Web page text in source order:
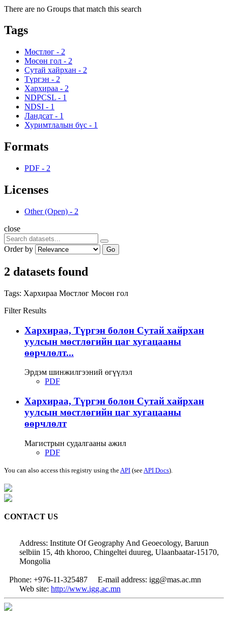
There are no Groups that match this search
Tags
Мөстлөг - 2
Мөсөн гол - 2
Сутай хайрхан - 2
Түргэн - 2
Хархираа - 2
NDPCSL - 1
NDSI - 1
Ландсат - 1
Хуримтлалын бүс - 1
Formats
PDF - 2
Licenses
Other (Open) - 2
close
Order by Go
2 datasets found
Tags: Хархираа Мөстлөг Мөсөн гол
Filter Results
Хархираа, Түргэн болон Сутай хайрхан
уулсын мөстлөгийн цаг хугацааны
өөрчлөлт...
Эрдэм шинжилгээний өгүүлэл
PDF
Хархираа, Түргэн болон Сутай хайрхан
уулсын мөстлөгийн цаг хугацааны
өөрчлөлт
Магистрын судалгааны ажил
PDF
You can also access this registry using the API (see API Docs).
CONTACT US
Address: Institute Of Geography And Geoecology, Baruun
selbiin 15, 4th khoroo, Chingeltei duureg, Ulaanbaatar-15170,
Mongolia
Phone: +976-11-325487 E-mail address: igg@mas.ac.mn
Web site: http://www.igg.ac.mn